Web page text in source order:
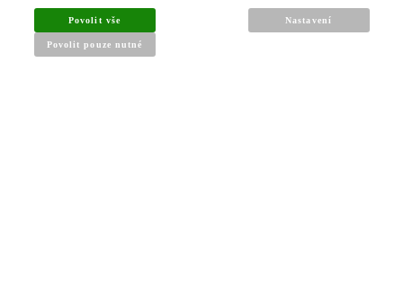
Povolit vše
Povolit pouze nutné
Nastavení